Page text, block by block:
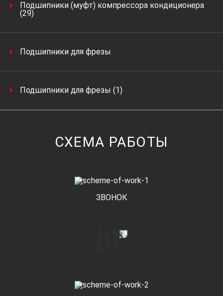
Подшипники (муфт) компрессора кондиционера
(29)
Подшипники для фрезы
Подшипники для фрезы (1)
СХЕМА РАБОТЫ
ЗВОНОК